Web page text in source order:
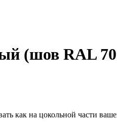
(шов RAL
как на цокольной части